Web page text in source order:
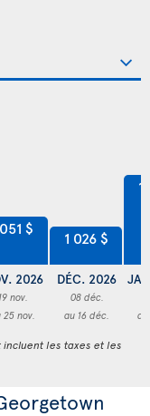
$
2026
19 nov.
25 nov.
1 026 $
DÉC. 2026
08 déc.
au 16 déc.
1
les taxes et les